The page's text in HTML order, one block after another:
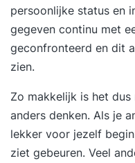
persoonlijke status en
gegeven continu met
geconfronteerd en dit
zien.
Zo makkelijk is het dus
anders denken. Als je
lekker voor jezelf
ziet gebeuren. Veel